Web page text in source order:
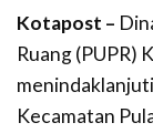
Kotapost –
Ruang (PUPR)
Kecamatan